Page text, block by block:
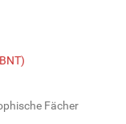
Fächer